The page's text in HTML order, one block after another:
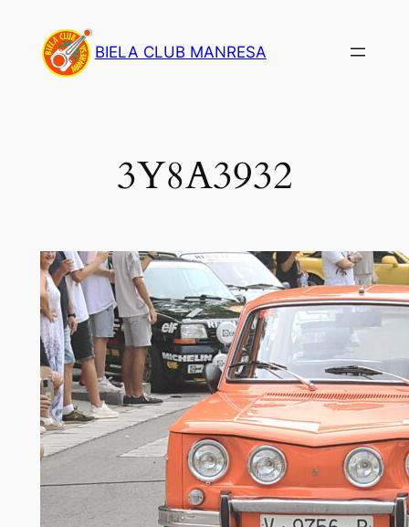
contenido
BIELA CLUB MANRESA
3Y8A3932